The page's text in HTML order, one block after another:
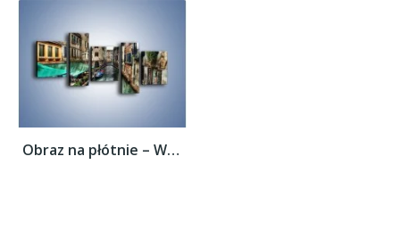
Obraz na płótnie – Wenecka uliczka w...